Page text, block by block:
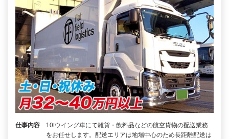
仕事内容
10tウイング車にて雑貨・飲料品などの航空貨物の配送業務
をお任せします。配送エリアは地場中心のため長距離配送は